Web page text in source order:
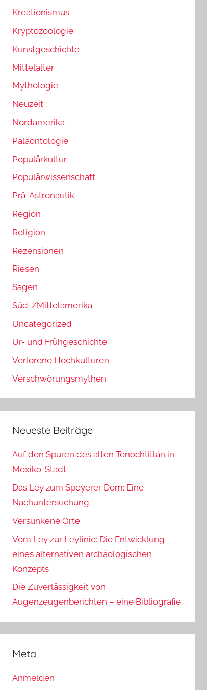
Kreationismus
Kryptozoologie
Kunstgeschichte
Mittelalter
Mythologie
Neuzeit
Nordamerika
Paläontologie
Populärkultur
Populärwissenschaft
Prä-Astronautik
Region
Religion
Rezensionen
Riesen
Sagen
Süd-/Mittelamerika
Uncategorized
Ur- und Frühgeschichte
Verlorene Hochkulturen
Verschwörungsmythen
Neueste Beiträge
Auf den Spuren des alten Tenochtitlán in
Mexiko-Stadt
Das Ley zum Speyerer Dom: Eine
Nachuntersuchung
Versunkene Orte
Vom Ley zur Leylinie: Die Entwicklung
eines alternativen archäologischen
Konzepts
Die Zuverlässigkeit von
Augenzeugenberichten – eine Bibliografie
Meta
Anmelden